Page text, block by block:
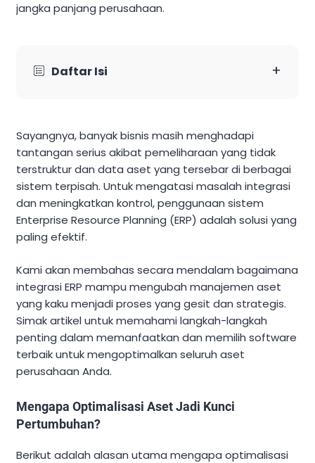
jangka panjang perusahaan.
Daftar Isi +
Sayangnya, banyak bisnis masih menghadapi
tantangan serius akibat pemeliharaan yang tidak
terstruktur dan data aset yang tersebar di berbagai
sistem terpisah. Untuk mengatasi masalah integrasi
dan meningkatkan kontrol, penggunaan sistem
Enterprise Resource Planning (ERP) adalah solusi yang
paling efektif.
Kami akan membahas secara mendalam bagaimana
integrasi ERP mampu mengubah manajemen aset
yang kaku menjadi proses yang gesit dan strategis.
Simak artikel untuk memahami langkah-langkah
penting dalam memanfaatkan dan memilih software
terbaik untuk mengoptimalkan seluruh aset
perusahaan Anda.
Mengapa Optimalisasi Aset Jadi Kunci
Pertumbuhan?
Berikut adalah alasan utama mengapa optimalisasi